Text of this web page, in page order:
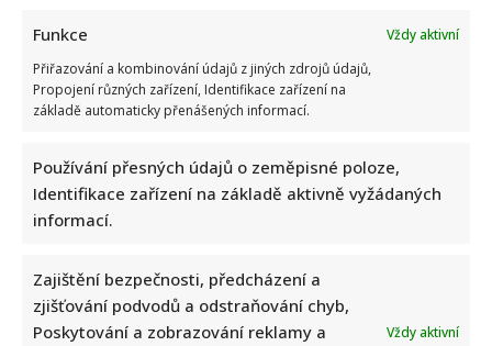
Funkce
Vždy aktivní
Přiřazování a kombinování údajů z jiných zdrojů údajů,
Propojení různých zařízení, Identifikace zařízení na
základě automaticky přenášených informací.
Používání přesných údajů o zeměpisné poloze,
Identifikace zařízení na základě aktivně vyžádaných
informací.
Zajištění bezpečnosti, předcházení a
zjišťování podvodů a odstraňování chyb,
Poskytování a zobrazování reklamy a
Vždy aktivní